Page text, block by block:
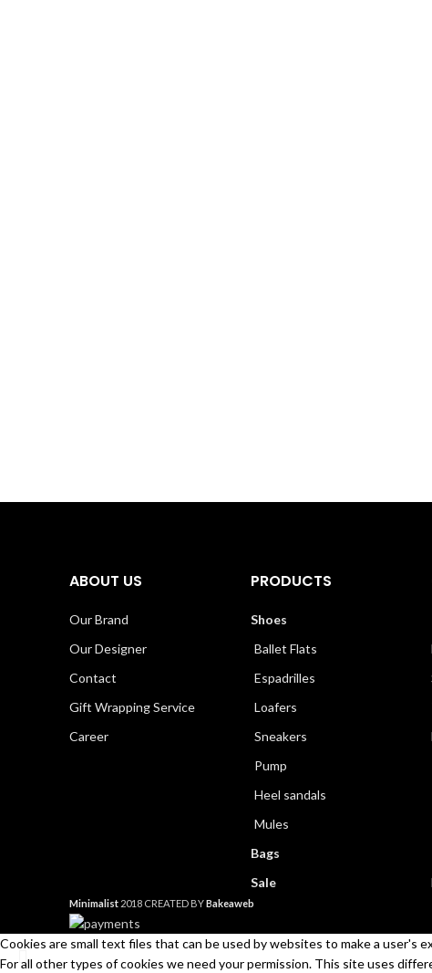
ABOUT US
Our Brand
Our Designer
Contact
Gift Wrapping Service
Career
PRODUCTS
Shoes
Ballet Flats
Espadrilles
Loafers
Sneakers
Pump
Heel sandals
Mules
Bags
Sale
Minimalist 2018 CREATED BYBakeaweb
Cookies are small text files that can be used by websites to make a
For all other types of cookies we need your permission. This site uses